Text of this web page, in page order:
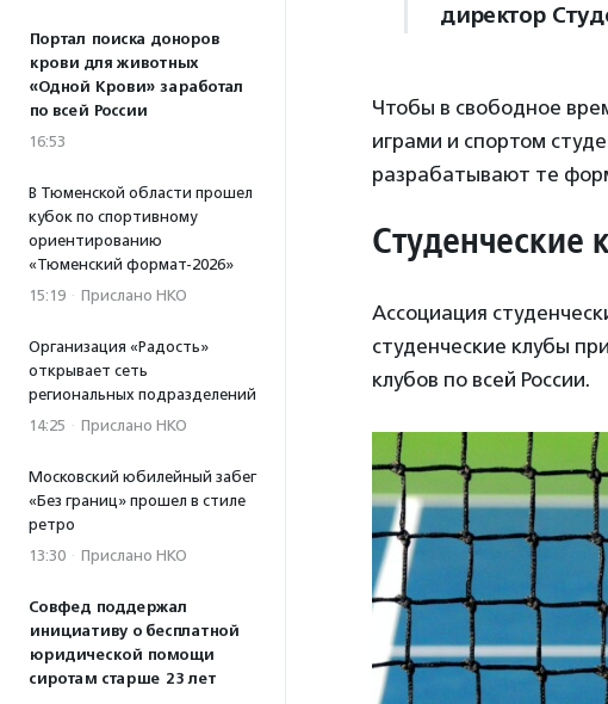
Портал поиска доноров
крови для животных
«Одной Крови» заработал
по всей России
16:53
В Тюменской области прошел
кубок по спортивному
ориентированию
«Тюменский формат-2026»
15:19 · Прислано НКО
Организация «Радость»
открывает сеть
региональных подразделений
14:25 · Прислано НКО
Московский юбилейный забег
«Без границ» прошел в стиле
ретро
13:30 · Прислано НКО
Совфед поддержал
инициативу о бесплатной
юридической помощи
сиротам старше 23 лет
директор
Чтобы в свободное
играми и спортом
разрабатывают те
Студенческие
Ассоциация
студенческие клубы
клубов по всей России.